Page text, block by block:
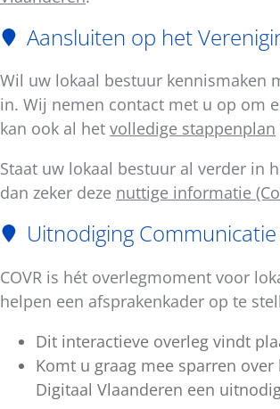
Aansluiten op het
Wil uw lokaal bestuur kennismaken
in. Wij nemen contact met u op om
kan ook al het volledige stappenplan
Staat uw lokaal bestuur al verder in
dan zeker deze nuttige informatie
Uitnodiging
COVR is hét overlegmoment voor
helpen een afsprakenkader op te
Dit interactieve overleg vindt
Komt u graag mee sparren
Digitaal Vlaanderen een